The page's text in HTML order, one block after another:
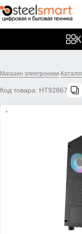
Магазин электроники-
Код товара: НТ92867